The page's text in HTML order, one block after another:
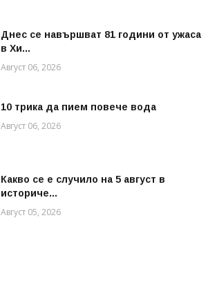
Днес се навършват 81 години от ужаса
в Хи...
Август 06, 2026
10 трика да пием повече вода
Август 06, 2026
Какво се е случило на 5 август в
историче...
Август 05, 2026